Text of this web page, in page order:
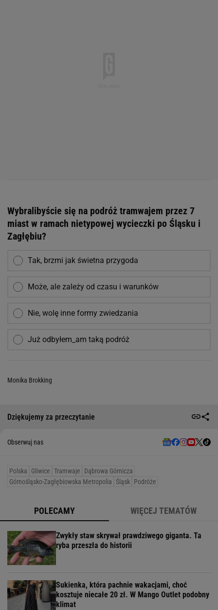
Wybralibyście się na podróż tramwajem przez 7
miast w ramach nietypowej wycieczki po Śląsku i
Zagłębiu?
Tak, brzmi jak świetna przygoda
Może, ale zależy od czasu i warunków
Nie, wolę inne formy zwiedzania
Już odbyłem_am taką podróż
Monika Brokking
Dziękujemy za przeczytanie
Obserwuj nas
Polska Gliwice Tramwaje
Dąbrowa Górnicza
Górnośląsko-Zagłębiowska Metropolia Śląsk Podróże
POLECAMY WIĘCEJ TEMATÓW
Zwykły staw skrywał prawdziwego giganta. Ta
ryba przeszła do historii
Sukienka, która pachnie wakacjami, choć
kosztuje niecałe 20 zł. W Mango Outlet podobny
klimat